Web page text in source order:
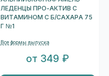
ЛЕДЕНЦЫ ПРО-АКТИВ С
ВИТАМИНОМ С Б/САХАРА 75
Г №1
Все формы выпуска
от 349 ₽